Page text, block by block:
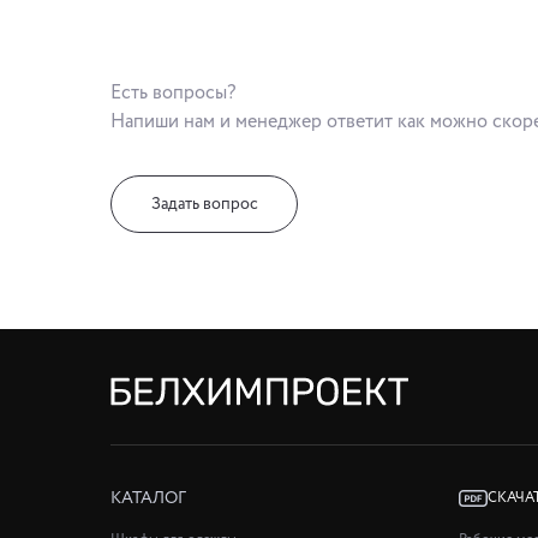
Есть вопросы?
Напиши нам и менеджер ответит как можно
Задать вопрос
КАТАЛОГ